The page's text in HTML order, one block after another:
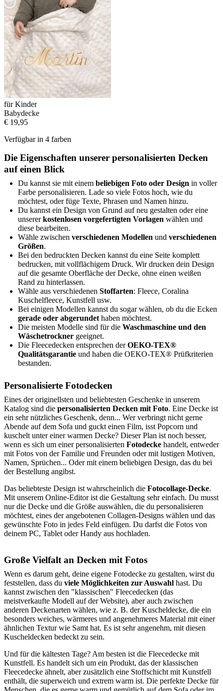
für Kinder
Babydecke
€ 19,95
Verfügbar in 4 farben
Die Eigenschaften unserer personalisierten Decken
auf einen Blick
Du kannst sie mit einem beliebigen Foto oder Design in voller
Farbe personalisieren. Lade so viele Fotos hoch, wie du
möchtest, oder füge Texte, Phrasen und Namen hinzu.
Du kannst ein Design von Grund auf neu gestalten oder eine
unsererkostenlosen vorgefertigten Vorlagen wählen und
diese bearbeiten.
Wähle zwischen verschiedenen Modellen und verschiedenen
Größen.
Bei den bedruckten Decken kannst du eine Seite komplett
bedrucken, mit vollflächigem Druck. Wir drucken dein Design
auf die gesamte Oberfläche der Decke, ohne einen weißen
Rand zu hinterlassen.
Wähle aus verschiedenen Stoffarten: Fleece, Coralina
Kuschelfleece, Kunstfell usw.
Bei einigen Modellen kannst du sogar wählen, ob du die Ecken
gerade oder abgerundethaben möchtest.
Die meisten Modelle sind für die Waschmaschine und den
Wäschetrockner geeignet.
Die Fleecedecken entsprechen derOEKO-TEX®
Qualitätsgarantie und haben die OEKO-TEX® Prüfkriterien
bestanden.
Personalisierte Fotodecken
Eines der originellsten und beliebtesten Geschenke in unserem
Katalog sind die personalisierten Decken mit Foto. Eine Decke ist
ein sehr nützliches Geschenk, denn... Wer verbringt nicht gerne
Abende auf dem Sofa und guckt einen Film, isst Popcorn und
kuschelt unter einer warmen Decke? Dieser Plan ist noch besser,
wenn es sich um einer personalisierten Fotodecke handelt, entweder
mit Fotos von der Familie und Freunden oder mit lustigen Motiven,
Namen, Sprüchen... Oder mit einem beliebigen Design, das du bei
der Bestellung angibst.
Das beliebteste Design ist wahrscheinlich die Fotocollage-Decke.
Mit unserem Online-Editor ist die Gestaltung sehr einfach. Du musst
nur die Decke und die Größe auswählen, die du personalisieren
möchtest, eines der angebotenen Collagen-Designs wählen und das
gewünschte Foto in jedes Feld einfügen. Du darfst die Fotos von
deinem PC, Tablet oder Handy aus hochladen.
Große Vielfalt an Decken mit Fotos
Wenn es darum geht, deine eigene Fotodecke zu gestalten, wirst du
feststellen, dass du viele Möglichkeiten zur Auswahl hast. Du
kannst zwischen den "klassischen" Fleecedecken (das
meistverkaufte Modell auf der Website), aber auch zwischen
anderen Deckenarten wählen, wie z. B. der Kuscheldecke, die ein
besonders weiches, wärmeres und angenehmeres Material mit einer
ähnlichen Textur wie Samt hat. Es ist sehr angenehm, mit diesen
Kuscheldecken bedeckt zu sein.
Und für die kältesten Tage? Am besten ist die Fleecedecke mit
Kunstfell. Es handelt sich um ein Produkt, das der klassischen
Fleecedecke ähnelt, aber zusätzlich eine Stoffschicht mit Kunstfell
enthält, die superweich und extrem warm ist. Die perfekte Decke für